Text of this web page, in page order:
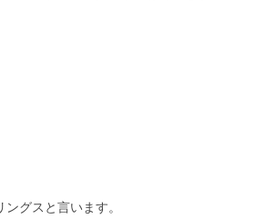
グスと言います。